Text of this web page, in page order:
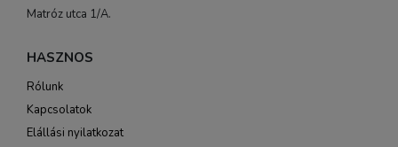
Matróz utca 1/A.
HASZNOS
Rólunk
Kapcsolatok
Elállási nyilatkozat